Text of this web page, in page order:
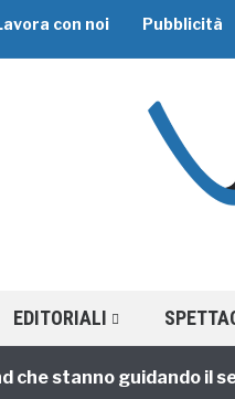
con noi Pubblicità
EDITORIALI
stanno guidando il settore